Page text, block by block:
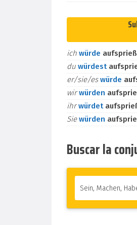
ich würde
du würdest
er/sie/eswürde
wirwürden
ihrwürdet
Siewürden
Buscar la